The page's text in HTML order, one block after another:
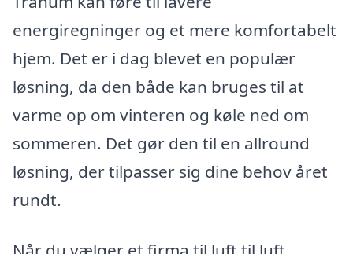
energiregninger og et mere komfortabelt
hjem. Det er i dag blevet en populær
løsning, da den både kan bruges til at
varme op om vinteren og køle ned om
sommeren. Det gør den til en allround
løsning, der tilpasser sig dine behov året
rundt.